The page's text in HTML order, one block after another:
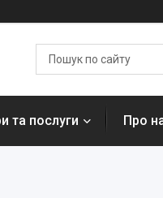
та послуги Про